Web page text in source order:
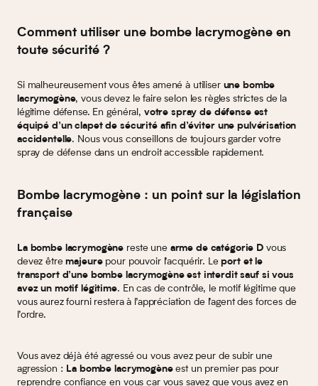
Comment utiliser une bombe lacrymogène en
toute sécurité ?
Si malheureusement vous êtes amené à utiliser une bombe
lacrymogène, vous devez le faire selon les règles strictes de la
légitime défense. En général, votre spray de défense est
équipé d’un clapet de sécurité afin d’éviter une pulvérisation
accidentelle. Nous vous conseillons de toujours garder votre
spray de défense dans un endroit accessible rapidement.
Bombe lacrymogène : un point sur la législation
française
La bombe lacrymogène reste une arme de catégorie D vous
devez êtremajeurepour pouvoir l’acquérir. Leport et le
transport d’une bombe lacrymogène est interdit sauf si vous
avez un motif légitime. En cas de contrôle, le motif légitime que
vous aurez fourni restera à l’appréciation de l’agent des forces de
l’ordre.
Vous avez déjà été agressé ou vous avez peur de subir une
agression : La bombe lacrymogèneest un premier pas pour
reprendre confiance en vous car vous savez que vous avez en